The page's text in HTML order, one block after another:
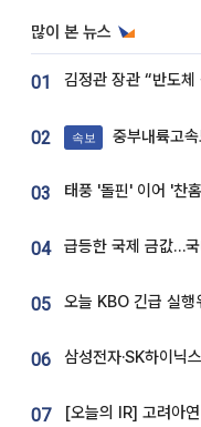
많이 본 뉴스
01
02 속보 중부내륙고속
03
04 급등한 국제 금값…
05
06
07 [오늘의 IR] 고려아